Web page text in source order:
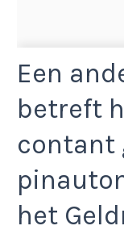
Een
betreft
contant
het